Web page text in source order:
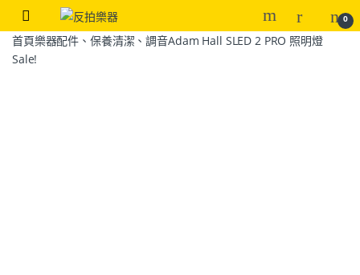
0
首頁樂器配件、保養清潔、調音Adam Hall SLED 2 PRO 照明燈
Sale!